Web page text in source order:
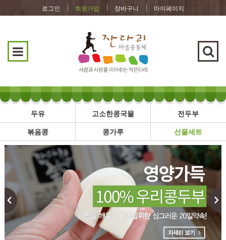
로그인 회원가입 장바구니 마이페이지
두유 고소한콩국물
전두부
볶음콩
콩가루 선물세트